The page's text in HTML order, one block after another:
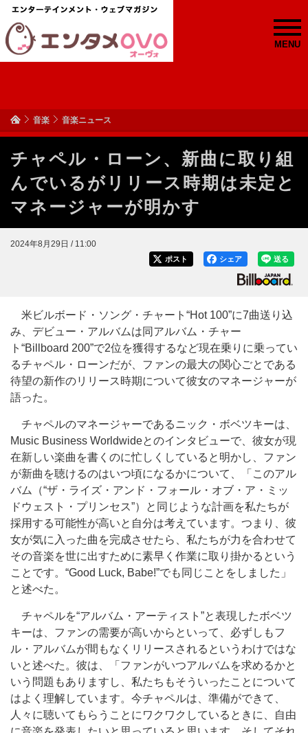
MENU
音楽 音楽ニュース
チャペル・ローン、新曲に取り組
んでいるがリリース時期は未定と
マネージャーが明かす
2024年8月29日 / 11:00
送る
シェア
ポスト
米ビルボード・ソング・チャート“Hot 100”に7曲送り込
み、デビュー・アルバムは同アルバム・チャー
ト“Billboard 200”で2位を獲得するなど現在乗りに乗ってい
るチャペル・ローンだが、ファンの最大の関心ごとである
待望の新作のリリース時期について彼女のマネージャーが
語った。
チャペルのマネージャーであるニック・ボベツキーは、
Music Business Worldwideとのインタビューで、彼女が現
在新しい楽曲を書くのに忙しくしていると明かし、ファン
が新曲を聴けるのはいつ頃になるかについて、「このアル
バム（“ザ・ライズ・アンド・フォール・オブ・ア・ミッ
ドウェスト・プリンセス”）と同じような計画を私たちが
採用する可能性が高いと自分は考えています。つまり、彼
女が気に入った曲を完成させたら、私たちが力を合わせて
その音楽を世に出すために素早く作業に取り掛かるという
ことです。“Good Luck, Babe!”でも同じことをしました」
と述べた。
チャペルを“アルバム・アーティスト”と表現したボベツ
キーは、ファンの需要が高いからといって、必ずしもフ
ル・アルバムが間もなくリリースされるというわけではな
いと述べた。彼は、「ファンがいつアルバムを求めるかと
いう問題もありますし、私たちもそういったことについて
はよく理解しています。今チャペルは、準備ができて、
人々に聴いてもらうことにワクワクしているときに、自由